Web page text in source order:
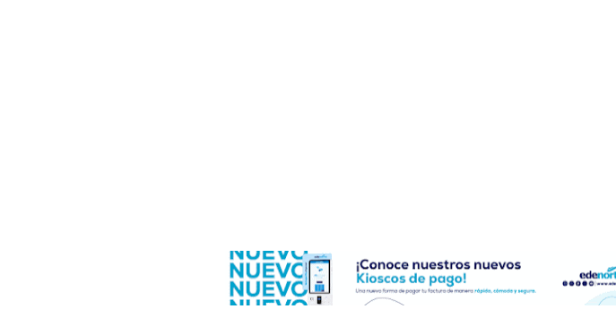
Medallista olímpica Marileidy Paulino conquista oro en JCC